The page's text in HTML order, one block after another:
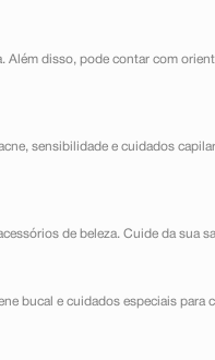
Além disso, pode contar com
sensibilidade e cuidados
de beleza. Cuide da sua
bucal e cuidados especiais para